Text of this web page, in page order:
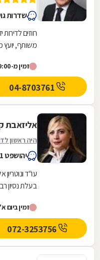
שדרות גושן 23,
חוזים
משותף, יועץ
זמין מ-9:00
אליזאבת
היה ראשון
יהושפט 21, עכו
עו"ד
בעלת נסיון
זמין ביום א'